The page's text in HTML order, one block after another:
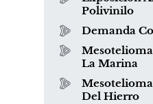
Polivinilo
Demanda
La Marina
Del Hierro